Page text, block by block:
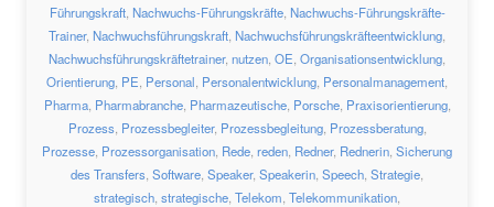
Führungskraft, Nachwuchs-Führungskräfte, Nachwuchs-Führungskräfte-
Trainer, Nachwuchsführungskraft Nachwuchsführungskräfteentwicklung
Nachwuchsführungskräftetrainer, nutzen OE Organisationsentwicklung
Orientierung PE Personal Personalentwicklung Personalmanagement
Pharma, Pharmabranche, Pharmazeutische, Porsche, Praxisorientierung,
Prozess, Prozessbegleiter, Prozessbegleitung, Prozessberatung,
Prozesse Prozessorganisation Rede reden Redner, Rednerin Sicherung
des Transfers Software Speaker, Speakerin Speech Strategie
strategisch strategische Telekom Telekommunikation